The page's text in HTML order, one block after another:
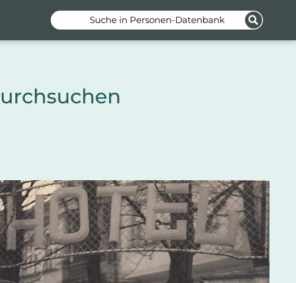
Suche in Personen-Datenbank